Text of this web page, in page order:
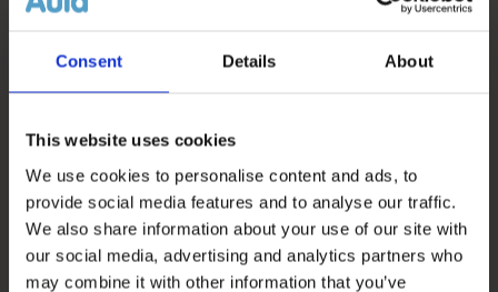
Consent Details About
This website uses cookies
We use cookies to personalise content and ads, to
provide social media features and to analyse our traffic.
We also share information about your use of our site with
our social media, advertising and analytics partners who
may combine it with other information that you’ve
Kalender: Nyt begivenhedsdesign gør det lettere at
svare
Sikre filer: Tværinstitutionel deling, forbedret pdf-
8. februar 2025